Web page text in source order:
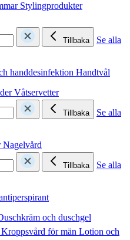
Stylingprodukter
Tillbaka
Se alla
handdesinfektion Handtvål
Våtservetter
Tillbaka
Se alla
Nagelvård
Tillbaka
Se alla
och duschgel
Kroppsvård för män Lotion och